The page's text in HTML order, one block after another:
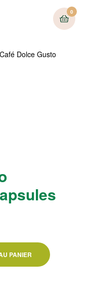
0
Café Dolce Gusto
PANIER